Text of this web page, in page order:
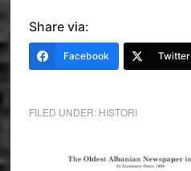
Share via:
Facebook Twitter
FILED UNDER: HISTORI